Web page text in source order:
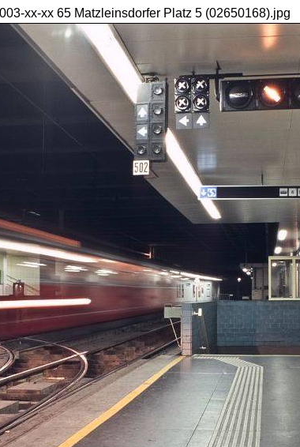
xx-xx 65 Matzleinsdorfer Platz 5 (02650168).jpg